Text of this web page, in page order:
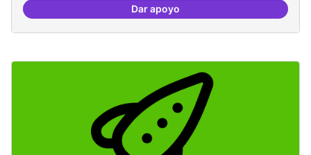
Dar apoyoHardware lliure